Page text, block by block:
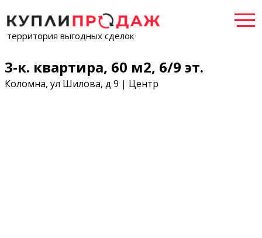
территория выгодных сделок
3-к. квартира, 60 м2, 6/9 эт.
Коломна, ул Шилова, д 9 | Центр